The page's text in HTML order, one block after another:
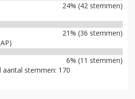
24% (42 stemmen)
21% (36 stemmen)
6% (11 stemmen)
aantal stemmen: 170